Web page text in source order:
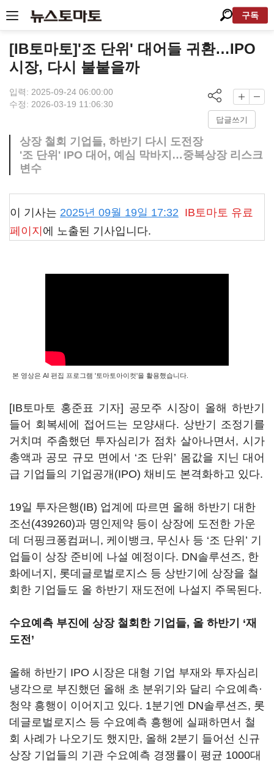
구독
[IB토마토]'조 단위' 대어들 귀환…IPO
시장, 다시 불붙을까
입력: 2025-09-24 06:00:00
수정: 2026-03-19 11:06:30
답글쓰기
상장 철회 기업들, 하반기 다시 도전장
'조 단위' IPO 대어, 예심 막바지…중복상장 리스크
변수
이 기사는 2025년 09월 19일 17:32 IB토마토 유료
페이지 에 노출된 기사입니다.
본 영상은 AI 편집 프로그램 '토마토아이컷'을 활용했습니다.
[IB토마토 홍준표 기자] 공모주 시장이 올해 하반기
들어 회복세에 접어드는 모양새다. 상반기 조정기를
거치며 주춤했던 투자심리가 점차 살아나면서, 시가
총액과 공모 규모 면에서 ‘조 단위’ 몸값을 지닌 대어
급 기업들의 기업공개(IPO) 채비도 본격화하고 있다.
19일 투자은행(IB) 업계에 따르면 올해 하반기 대한
조선(439260)과 명인제약 등이 상장에 도전한 가운
데 더핑크퐁컴퍼니, 케이뱅크, 무신사 등 ‘조 단위’ 기
업들이 상장 준비에 나설 예정이다. DN솔루션즈, 한
화에너지, 롯데글로벌로지스 등 상반기에 상장을 철
회한 기업들도 올 하반기 재도전에 나설지 주목된다.
수요예측 부진에 상장 철회한 기업들, 올 하반기 ‘재
도전’
올해 하반기 IPO 시장은 대형 기업 부재와 투자심리
냉각으로 부진했던 올해 초 분위기와 달리 수요예측·
청약 흥행이 이어지고 있다. 1분기엔 DN솔루션즈, 롯
데글로벌로지스 등 수요예측 흥행에 실패하면서 철
회 사례가 나오기도 했지만, 올해 2분기 들어선 신규
상장 기업들의 기관 수요예측 경쟁률이 평균 1000대